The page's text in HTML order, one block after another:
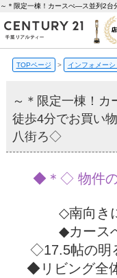
TOPページ > インフォメー
～＊限定一棟！
徒歩4分でお買い
八街ろ◇
◆＊◇ 物件
◇南向き
◆カース
◇17.5帖の明
◆リビング全